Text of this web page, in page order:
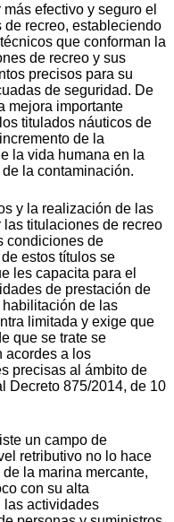
efectivo y seguro el
recreo, estableciendo
que conforman la
de recreo y sus
precisos para su
de seguridad. De
mejora importante
titulados náuticos de
de la
la vida humana en la
la contaminación.
y la realización de las
titulaciones de recreo
condiciones de
estos títulos se
les capacita para el
de prestación de
de las
limitada y exige que
que se trate se
acordes a los
precisas al ámbito de
Decreto 875/2014, de 10
un campo de
retributivo no lo hace
la marina mercante,
con su alta
las actividades